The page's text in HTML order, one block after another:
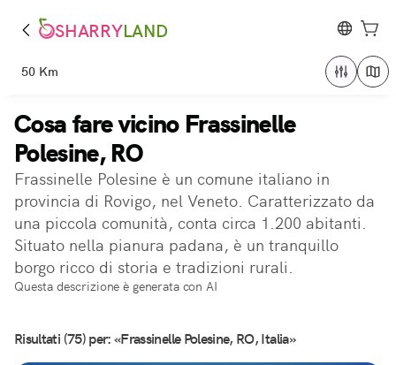
SHARRYLAND
50 Km
Cosa fare vicino Frassinelle
Polesine, RO
Frassinelle Polesine è un comune italiano in
provincia di Rovigo, nel Veneto. Caratterizzato da
una piccola comunità, conta circa 1.200 abitanti.
Situato nella pianura padana, è un tranquillo
borgo ricco di storia e tradizioni rurali.
Questa descrizione è generata con AI
Risultati (75) per: «Frassinelle Polesine, RO, Italia»